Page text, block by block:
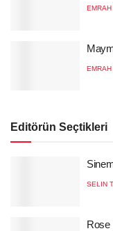
EMRAH
EMRAH
Editörün Seçtikleri
SELIN
Rose